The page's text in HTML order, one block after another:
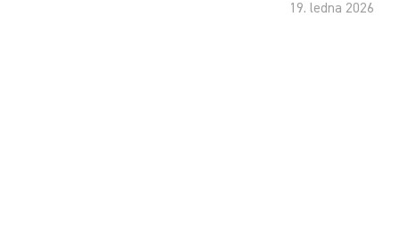
19. ledna 2026